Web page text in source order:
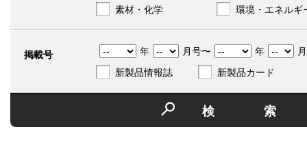
素材・化学
環境・エネルギ
掲載号 年 月号〜 年
新製品情報誌
新製品カード
検